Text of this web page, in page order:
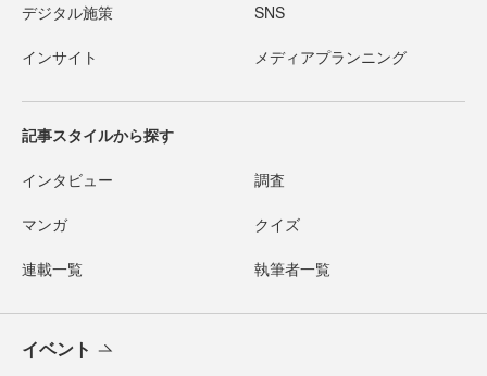
デジタル施策 SNS
インサイト メディアプランニング
記事スタイルから探す
インタビュー 調査
マンガ クイズ
連載一覧 執筆者一覧
イベント